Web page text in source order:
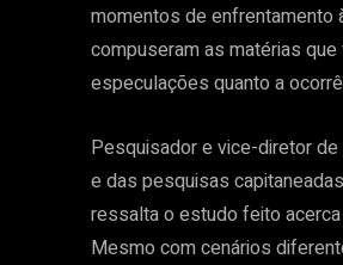
momentos de enfrentamento
compuseram as matérias
especulações quanto a
Pesquisador e vice-diretor
e das pesquisas
ressalta o estudo feito acerca
Mesmo com cenários